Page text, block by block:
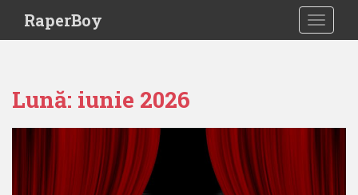
i
RaperBoy
Lună: iunie 2026